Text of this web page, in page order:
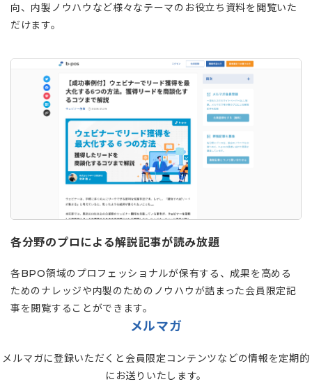
向、内製ノウハウなど様々なテーマのお役立ち資料を閲覧いた
だけます。
各分野のプロによる解説記事が読み放題
各BPO領域のプロフェッショナルが保有する、成果を高める
ためのナレッジや内製のためのノウハウが詰まった会員限定記
事を閲覧することができます。
メルマガ
メルマガに登録いただくと会員限定コンテンツなどの情報を定期的
にお送りいたします。